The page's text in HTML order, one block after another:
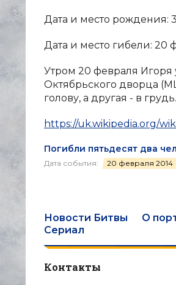
Дата и место рождения:
Дата и место гибели: 20
Утром 20 февраля Игоря
Октябрьского дворца
голову, а другая - в
https://uk.wikipedia.org/
Погибли пятьдесят два
Дата события: 20 февраля 2014
Новости Битвы О
Сериал
Контакты